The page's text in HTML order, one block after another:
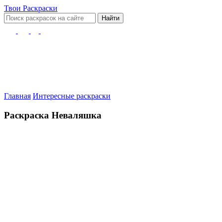
Твои Раскраски
Найти
Главная Интересные раскраски
Раскраска Неваляшка